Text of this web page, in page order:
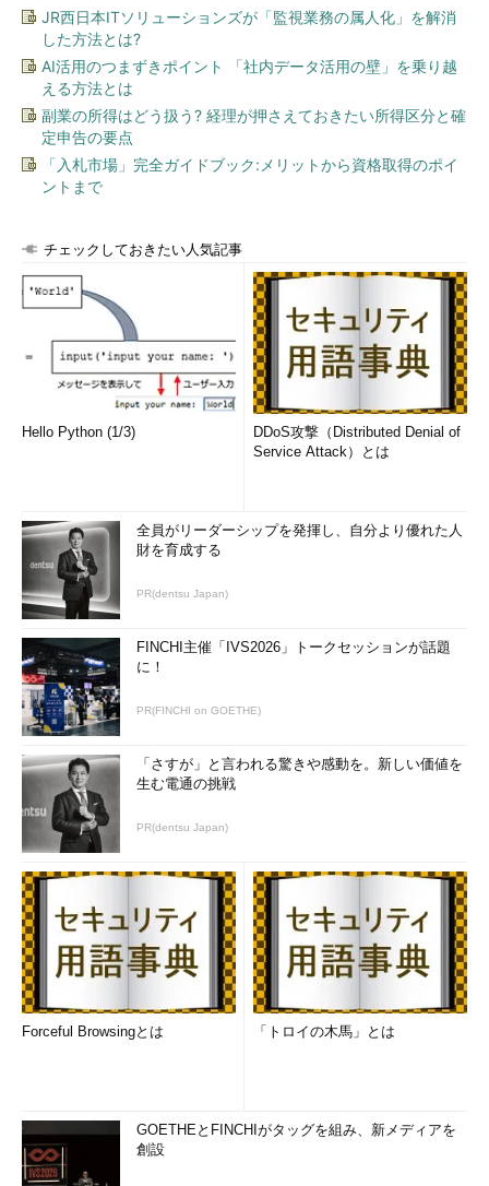
JR西日本ITソリューションズが「監視業務の属人化」を解消
した方法とは?
AI活用のつまずきポイント 「社内データ活用の壁」を乗り越
える方法とは
副業の所得はどう扱う? 経理が押さえておきたい所得区分と確
定申告の要点
「入札市場」完全ガイドブック:メリットから資格取得のポイ
ントまで
チェックしておきたい人気記事
Hello Python (1/3)
DDoS攻撃（Distributed Denial of
Service Attack）とは
全員がリーダーシップを発揮し、自分より優れた人
財を育成する
PR(dentsu Japan)
FINCHI主催「IVS2026」トークセッションが話題
に！
PR(FINCHI on GOETHE)
「さすが」と言われる驚きや感動を。新しい価値を
生む電通の挑戦
PR(dentsu Japan)
Forceful Browsingとは 「トロイの木馬」とは
GOETHEとFINCHIがタッグを組み、新メディアを
創設